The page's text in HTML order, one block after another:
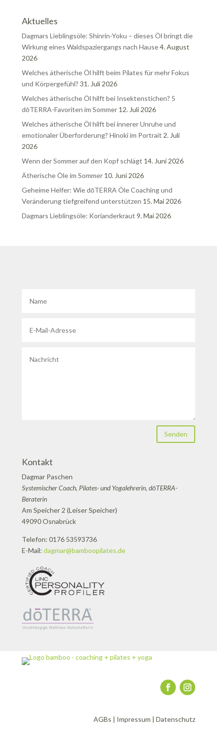
Aktuelles
Dagmars Lieblingsöle: Shinrin-Yoku – dieses Öl bringt die
Wirkung eines Waldspaziergangs nach Hause4. August
2026
Welches ätherische Öl hilft beim Pilates für mehr Fokus
und Körpergefühl? 31. Juli 2026
Welches ätherische Öl hilft bei Insektenstichen? 5
dōTERRA-Favoriten im Sommer 12. Juli 2026
Welches ätherische Öl hilft bei innerer Unruhe und
emotionaler Überforderung? Hinoki im Portrait 2. Juli
2026
Wenn der Sommer auf den Kopf schlägt 14. Juni 2026
Ätherische Öle im Sommer 10. Juni 2026
Geheime Helfer: Wie dōTERRA Öle Coaching und
Veränderung tiefgreifend unterstützen 15. Mai 2026
Dagmars Lieblingsöle: Korianderkraut 9. Mai 2026
Senden
Kontakt
Dagmar Paschen
Systemischer Coach, Pilates- und Yogalehrerin, dōTERRA-
Beraterin
Am Speicher 2 (Leiser Speicher)
49090 Osnabrück
Telefon: 0176 53593736
E-Mail: dagmar@bamboopilates.de
AGBs | Impressum |Datenschutz